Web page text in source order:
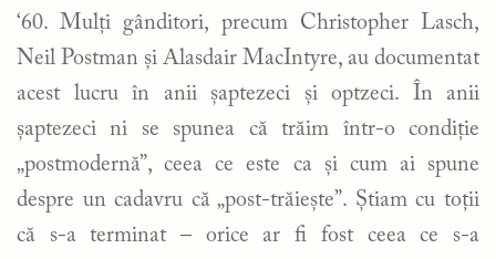
‘60. Mulți gânditori, precum Christopher Lasch,
Neil Postman și Alasdair MacIntyre, au documentat
acest lucru în anii șaptezeci și optzeci. În anii
șaptezeci ni se spunea că trăim într-o condiție
„postmodernă”, ceea ce este ca și cum ai spune
despre un cadavru că „post-trăiește”. Știam cu toții
că s-a terminat – orice ar fi fost ceea ce s-a